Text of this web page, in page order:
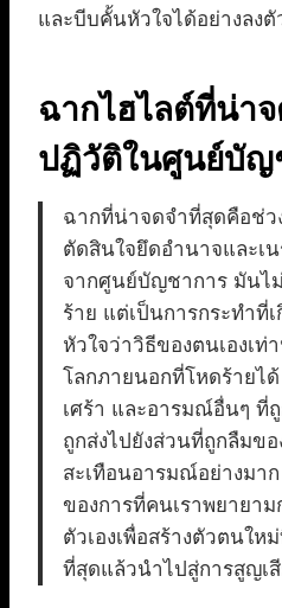
และบีบคั้นหัวใจได้อย่างลงตั
ฉากไฮไลต์ที่น่า
ปฏิวัติในศูนย์บัญ
ฉากที่น่าจดจำที่สุดคือช่ว
ตัดสินใจยึดอำนาจและเ
จากศูนย์บัญชาการ มันไ
ร้าย แต่เป็นการกระทำที่
หัวใจว่าวิธีของตนเองเท่
โลกภายนอกที่โหดร้ายไ
เศร้า และอารมณ์อื่นๆ ที่
ถูกส่งไปยังส่วนที่ถูกลืมข
สะเทือนอารมณ์อย่างมา
ของการที่คนเราพยายา
ตัวเองเพื่อสร้างตัวตนใ
ที่สุดแล้วนำไปสู่การสูญเ